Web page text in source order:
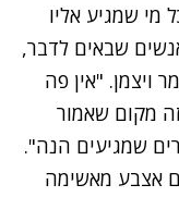
וכל מי שמגיע אליו
שבאים לדבר,
ויצמן. "אין פה
מקום שאמור
שמגיעים הנה".
אצבע מאשימה